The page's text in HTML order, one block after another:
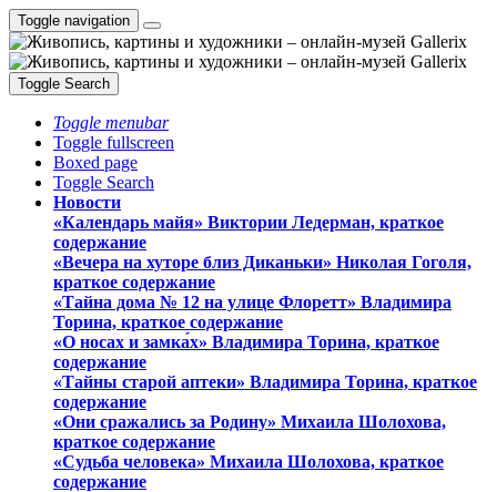
Toggle navigation
Toggle Search
Toggle menubar
Toggle fullscreen
Boxed page
Toggle Search
Новости
«Календарь майя» Виктории Ледерман, краткое
содержание
«Вечера на хуторе близ Диканьки» Николая Гоголя,
краткое содержание
«Тайна дома № 12 на улице Флоретт» Владимира
Торина, краткое содержание
«О носах и замка́х» Владимира Торина, краткое
содержание
«Тайны старой аптеки» Владимира Торина, краткое
содержание
«Они сражались за Родину» Михаила Шолохова,
краткое содержание
«Судьба человека» Михаила Шолохова, краткое
содержание